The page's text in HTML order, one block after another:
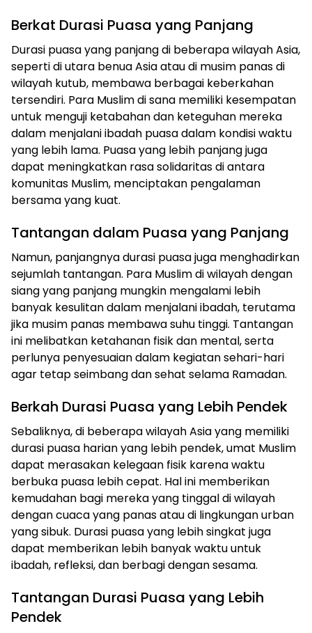
Berkat Durasi Puasa yang Panjang
Durasi puasa yang panjang di beberapa wilayah Asia,
seperti di utara benua Asia atau di musim panas di
wilayah kutub, membawa berbagai keberkahan
tersendiri. Para Muslim di sana memiliki kesempatan
untuk menguji ketabahan dan keteguhan mereka
dalam menjalani ibadah puasa dalam kondisi waktu
yang lebih lama. Puasa yang lebih panjang juga
dapat meningkatkan rasa solidaritas di antara
komunitas Muslim, menciptakan pengalaman
bersama yang kuat.
Tantangan dalam Puasa yang Panjang
Namun, panjangnya durasi puasa juga menghadirkan
sejumlah tantangan. Para Muslim di wilayah dengan
siang yang panjang mungkin mengalami lebih
banyak kesulitan dalam menjalani ibadah, terutama
jika musim panas membawa suhu tinggi. Tantangan
ini melibatkan ketahanan fisik dan mental, serta
perlunya penyesuaian dalam kegiatan sehari-hari
agar tetap seimbang dan sehat selama Ramadan.
Berkah Durasi Puasa yang Lebih Pendek
Sebaliknya, di beberapa wilayah Asia yang memiliki
durasi puasa harian yang lebih pendek, umat Muslim
dapat merasakan kelegaan fisik karena waktu
berbuka puasa lebih cepat. Hal ini memberikan
kemudahan bagi mereka yang tinggal di wilayah
dengan cuaca yang panas atau di lingkungan urban
yang sibuk. Durasi puasa yang lebih singkat juga
dapat memberikan lebih banyak waktu untuk
ibadah, refleksi, dan berbagi dengan sesama.
Tantangan Durasi Puasa yang Lebih
Pendek